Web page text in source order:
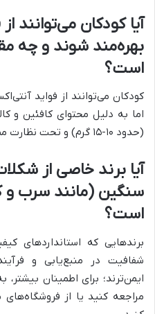
آیا کودکان می‌توانند
بهره‌مند شوند و چه
است؟
کودکان می‌توانند از فواید
اما به دلیل محتوای کافئین و
(حدود ۱۰-۱۵ گرم) و تحت نظارت مصرف شود.
آیا برند خاصی از
سنگین (مانند سرب و
است؟
برندهایی که استانداردهای
شفافیت در منبع‌یابی و
ایمن‌ترند؛ برای اطمینان
مراجعه کنید یا از